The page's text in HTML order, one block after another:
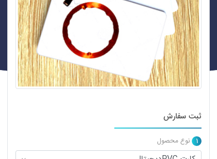
ثبت سفارش
1 نوع محصول